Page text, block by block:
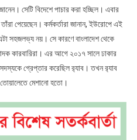
সেটি বিদেশে পাচার করা হচ্ছিল। এবার
পেয়েছেন। কর্মকর্তারা জানান, ইউরোপে এই
সহজলভ্য নয়। সে কারণে বাংলাদেশ থেকে
কারবারিরা। এর আগে ২০১৭ সালে ঢাকার
গ্রেপ্তার করেছিল র‌্যাব। তখন র‌্যাব
তোয়ালেতে মেশানো হতো।